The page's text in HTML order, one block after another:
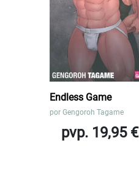
Endless Game
por Gengoroh Tagame
pvp. 19,95 €